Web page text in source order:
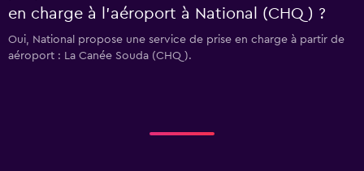
en charge à l’aéroport à National (CHQ) ?
Oui, National propose une service de prise en charge à partir de
aéroport : La Canée Souda (CHQ).